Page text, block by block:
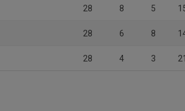
28 8 5
28 6 8
28 4 3 21